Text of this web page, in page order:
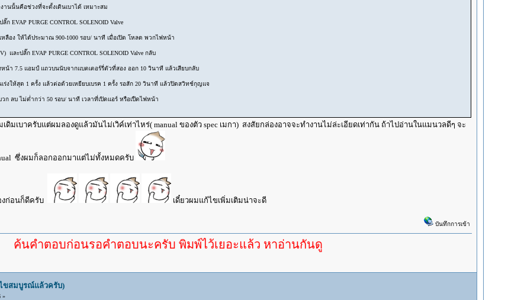
านนั้นคีอช่วงที่จะตั้งเดินเบาได้ เหมาะสม
EVAP PURGE CONTROL SOLENOID Valve
ลือง ให้ได้ประมาณ 900-1000 รอบ/ นาที เมื่อเปิด โหลด พวกไฟหน้า
ละปลั๊ก EVAP PURGE CONTROL SOLENOID Valve กลับ
น้า 7.5 แอมป์ แถวบนนับจากแบตเตอร์รี่ตัวที่สอง ออก 10 วินาที แล้วเสียบกลับ
งให้สุด 1 ครั้ง แล้วต่อด้วยเหยียบเบรค 1 ครั้ง รอสัก 20 วินาที แล้วปิดสวิทช์กุญแจ
ลบ ไม่ต่ำกว่า 50 รอบ/ นาที เวลาที่เปิดแอร์ หรือเปืดไฟหน้า
ดิมเบาครับแต่ผมลองดูแล้วมันไม่เวิค์เท่าไหร่( manual ของตัว spec เมกา) สงสัยกล่องอาจจะทำงานไม่ล่ะเอียดเท่ากัน ถ้าไปอ่านในแมนวลดีๆ จะ
ซึ่งผมก็ลอกออกมาแต่ไม่ทั้งหมดครับ
งก่อนก็ดีครับ เดี๋ยวผมแก้ไขเพิ่มเติมน่าจะดี
บันทึกการเข้า
ำตอบก่อนรอคำตอบนะครับ พิมพ์ไว้เยอะแล้ว หาอ่านกันดู
ไขสมบูรณ์แล้วครับ)
»